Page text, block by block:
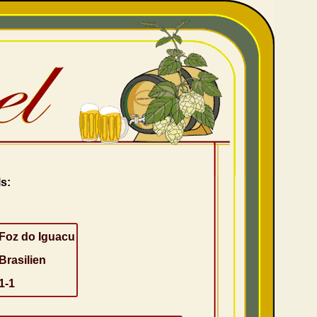
do Iguacu
1